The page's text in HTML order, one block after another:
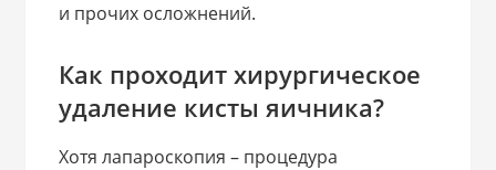
и прочих осложнений.
Как проходит хирургическое
удаление кисты яичника?
Хотя лапароскопия – процедура